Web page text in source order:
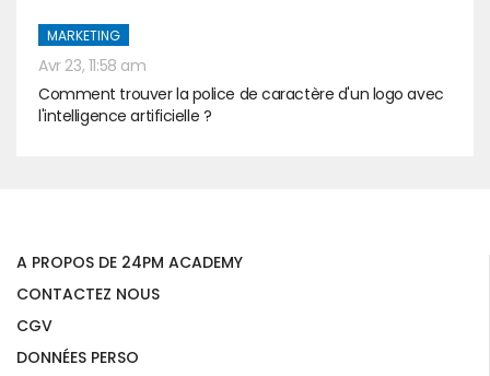
MARKETING
Avr 23, 11:58 am
Comment trouver la police de caractère d'un logo avec
l'intelligence artificielle ?
A PROPOS DE 24PM ACADEMY
CONTACTEZ NOUS
CGV
DONNÉES PERSO